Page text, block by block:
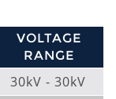
VOLTAGE
RANGE
30kV - 30kV